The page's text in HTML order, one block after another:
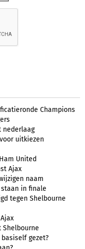
Champions
nederlaag
uitkiezen
United
Ajax
naam
in finale
tegen Shelbourne
Shelbourne
gezet?